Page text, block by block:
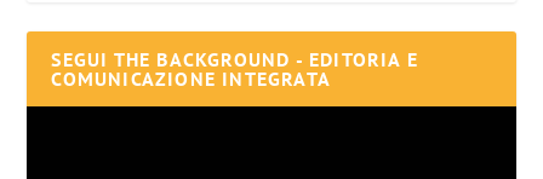
SEGUI THE BACKGROUND - EDITORIA E
COMUNICAZIONE INTEGRATA